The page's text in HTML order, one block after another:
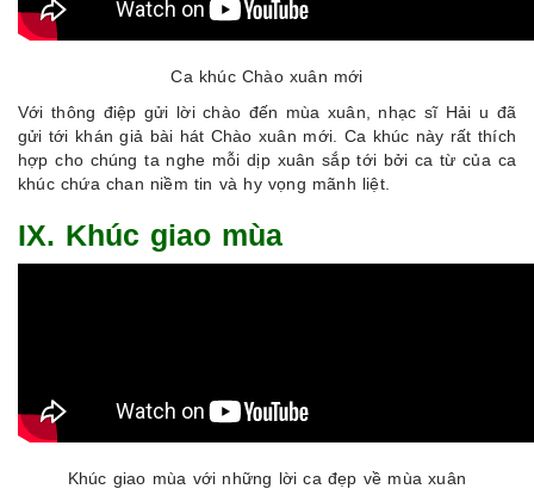
Ca khúc Chào xuân mới
Với thông điệp gửi lời chào đến mùa xuân, nhạc sĩ Hải u đã
gửi tới khán giả bài hát Chào xuân mới. Ca khúc này rất thích
hợp cho chúng ta nghe mỗi dịp xuân sắp tới bởi ca từ của ca
khúc chứa chan niềm tin và hy vọng mãnh liệt.
IX. Khúc giao mùa
Khúc giao mùa với những lời ca đẹp về mùa xuân